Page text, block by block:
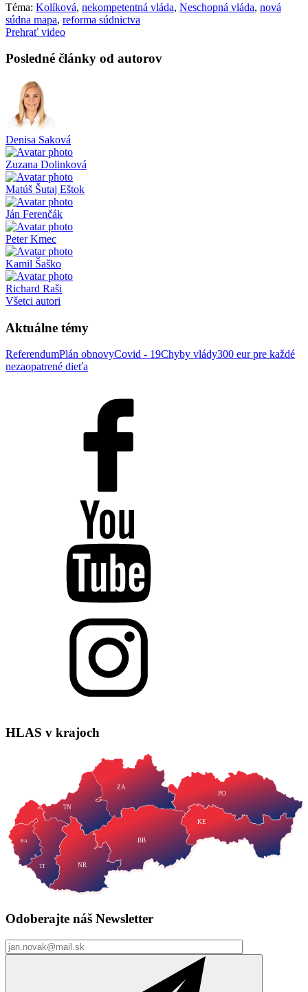
Téma: Kolíková, nekompetentná vláda, Neschopná vláda, nová
súdna mapa, reforma súdnictva
Prehrať video
Posledné články od autorov
Denisa Saková
Zuzana Dolinková
Matúš Šutaj Eštok
Ján Ferenčák
Peter Kmec
Kamil Šaško
Richard Raši
Všetci autori
Aktuálne témy
ReferendumPlán obnovyCovid - 19Chyby vlády300 eur pre každé
nezaopatrené dieťa
HLAS v krajoch
TT NR
TN
ZA
BB
PO
KE
BA
Odoberajte náš Newsletter